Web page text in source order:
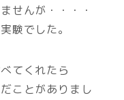
せんが・・・・
験でした。
てくれたら
ことがありまし